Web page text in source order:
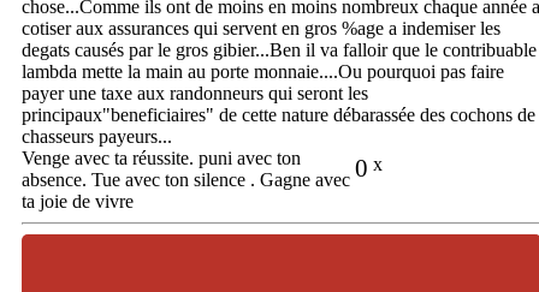
chose...Comme ils ont de moins en moins nombreux chaque année a
cotiser aux assurances qui servent en gros %age a indemiser les
degats causés par le gros gibier...Ben il va falloir que le contribuable
lambda mette la main au porte monnaie....Ou pourquoi pas faire
payer une taxe aux randonneurs qui seront les
principaux"beneficiaires" de cette nature débarassée des cochons de
chasseurs payeurs...
0 x
Venge avec ta réussite. puni avec ton
absence. Tue avec ton silence . Gagne avec
ta joie de vivre